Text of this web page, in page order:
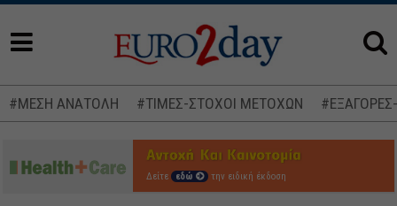
#ΜΕΣΗ ΑΝΑΤΟΛΗ #ΤΙΜΕΣ-ΣΤΟΧΟΙ ΜΕΤΟΧΩΝ
Δείτε εδώ την ειδική έκδοση